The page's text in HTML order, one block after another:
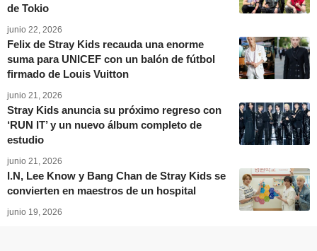
de Tokio
junio 22, 2026
Felix de Stray Kids recauda una enorme
suma para UNICEF con un balón de fútbol
firmado de Louis Vuitton
junio 21, 2026
Stray Kids anuncia su próximo regreso con
‘RUN IT’ y un nuevo álbum completo de
estudio
junio 21, 2026
I.N, Lee Know y Bang Chan de Stray Kids se
convierten en maestros de un hospital
junio 19, 2026